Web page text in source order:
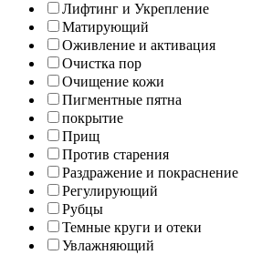
Лифтинг и Укрепление
Матирующий
Оживление и активация
Очистка пор
Очищение кожи
Пигментные пятна
покрытие
Прищ
Против старения
Раздражение и покраснение
Регулирующий
Рубцы
Темные круги и отеки
Увлажняющий